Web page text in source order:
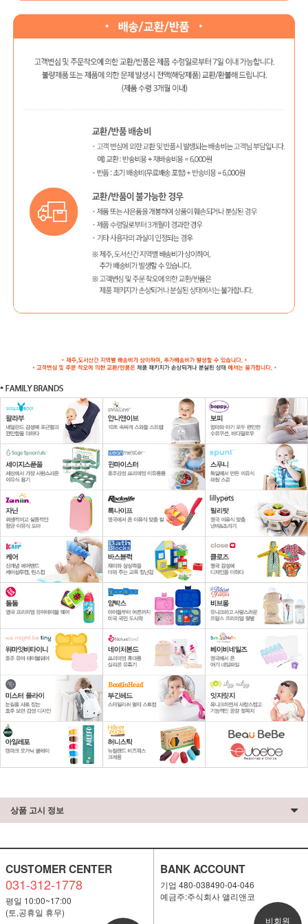
상품 고시 정보
CUSTOMER CENTER
031-312-1778
평일 10:00~17:00
(토,공휴일 휴무)
BANK ACCOUNT
기업 480-038490-04-046
예금주:주식회사 앨리앤코
비회원